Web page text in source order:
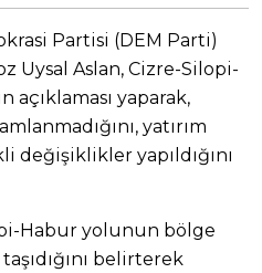
Partisi (DEM Parti)
Uysal Aslan, Cizre-Silopi-
açıklaması yaparak,
yatırım
değişiklikler yapıldığını
Habur yolunun bölge
belirterek